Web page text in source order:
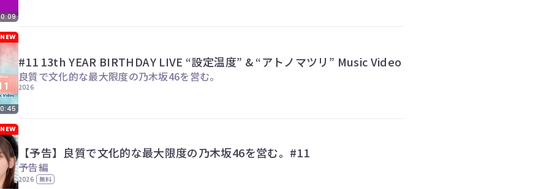
NEW
#11 13th YEAR BIRTHDAY LIVE “設定温度” & “アトノマツリ” Music Video
良質で文化的な最大限度の乃木坂46を営む。
2026
NEW
【予告】良質で文化的な最大限度の乃木坂46を営む。#11
予告編
2026 無料